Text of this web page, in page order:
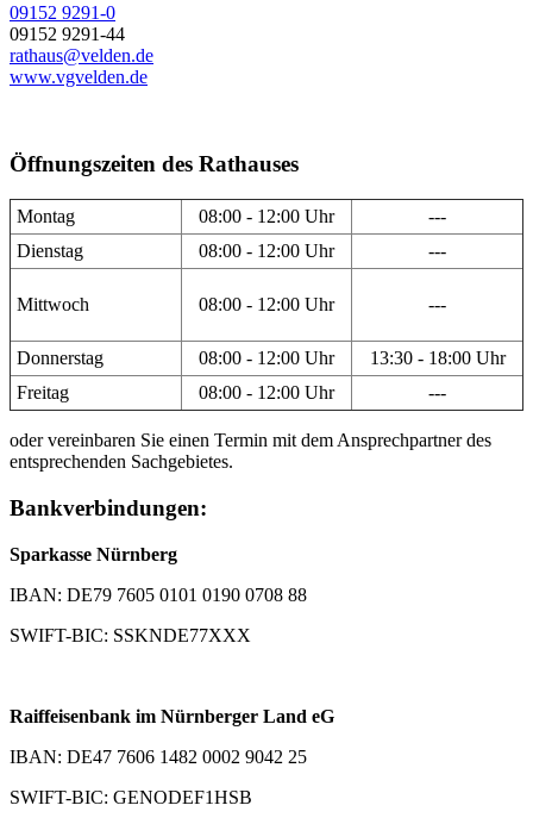
09152 9291-0
09152 9291-44
rathaus@velden.de
www.vgvelden.de
Öffnungszeiten des Rathauses
Montag 08:00 - 12:00 Uhr
---
Dienstag
08:00 - 12:00 Uhr ---
Mittwoch 08:00 - 12:00 Uhr ---
Donnerstag 08:00 - 12:00 Uhr
13:30 - 18:00 Uhr
Freitag
08:00 - 12:00 Uhr ---
oder vereinbaren Sie einen Termin mit dem Ansprechpartner des
entsprechenden Sachgebietes.
Bankverbindungen:
Sparkasse Nürnberg
IBAN: DE79 7605 0101 0190 0708 88
SWIFT-BIC: SSKNDE77XXX
Raiffeisenbank im Nürnberger Land eG
IBAN: DE47 7606 1482 0002 9042 25
SWIFT-BIC: GENODEF1HSB